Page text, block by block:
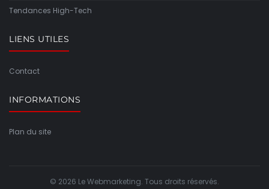
Tendances High-Tech
LIENS UTILES
Contact
INFORMATIONS
Plan du site
© 2026 Le Webmarketing. Tous droits réservés.